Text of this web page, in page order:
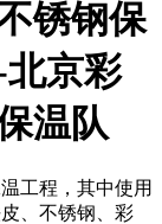
锈钢保
京彩
温队
工程，其中使用
、不锈钢、彩